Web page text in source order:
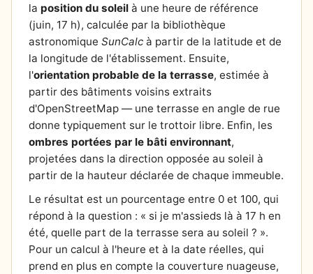
la position du soleil à une heure de référence
(juin, 17 h), calculée par la bibliothèque
astronomique SunCalc à partir de la latitude et de
la longitude de l'établissement. Ensuite,
l'orientation probable de la terrasse, estimée à
partir des bâtiments voisins extraits
d'OpenStreetMap — une terrasse en angle de rue
donne typiquement sur le trottoir libre. Enfin, les
ombres portées par le bâti environnant,
projetées dans la direction opposée au soleil à
partir de la hauteur déclarée de chaque immeuble.
Le résultat est un pourcentage entre 0 et 100, qui
répond à la question : « si je m'assieds là à 17 h en
été, quelle part de la terrasse sera au soleil ? ».
Pour un calcul à l'heure et à la date réelles, qui
prend en plus en compte la couverture nuageuse,